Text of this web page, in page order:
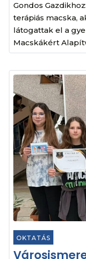
Gondos
terápiás macska,
látogattak el a
Macskákért
OKTATÁS